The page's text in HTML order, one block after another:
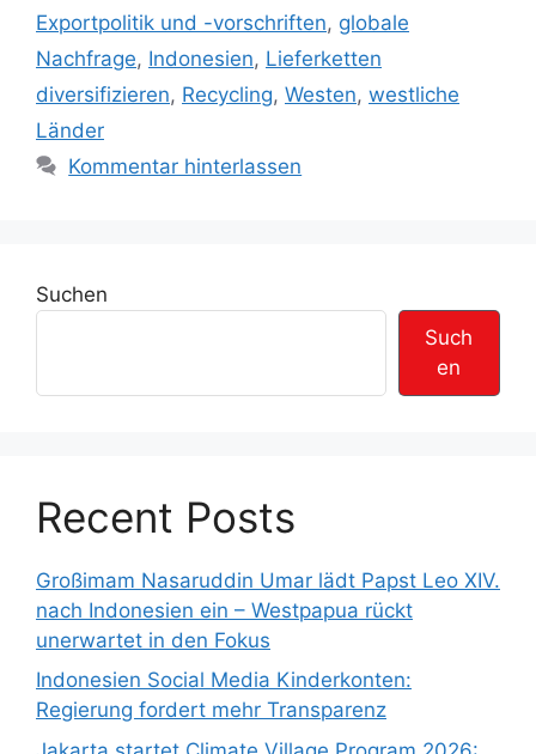
e
g
o
r
i
l
a
g
w
e
r
Exportpolitik und -vorschriften, globale
Nachfrage, Indonesien, Lieferketten
diversifizieren, Recycling, Westen, westliche
Länder
Kommentar hinterlassen
Suchen
Such
en
Recent Posts
Großimam Nasaruddin Umar lädt Papst Leo XIV.
nach Indonesien ein – Westpapua rückt
unerwartet in den Fokus
Indonesien Social Media Kinderkonten:
Regierung fordert mehr Transparenz